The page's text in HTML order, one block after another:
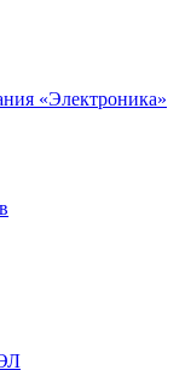
«Электроника»